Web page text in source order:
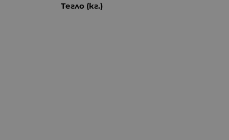
Тегло (кг.)